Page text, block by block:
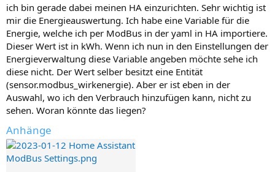
ich bin gerade dabei meinen HA einzurichten. Sehr wichtig ist
mir die Energieauswertung. Ich habe eine Variable für die
Energie, welche ich per ModBus in der yaml in HA importiere.
Dieser Wert ist in kWh. Wenn ich nun in den Einstellungen der
Energieverwaltung diese Variable angeben möchte sehe ich
diese nicht. Der Wert selber besitzt eine Entität
(sensor.modbus_wirkenergie). Aber er ist eben in der
Auswahl, wo ich den Verbrauch hinzufügen kann, nicht zu
sehen. Woran könnte das liegen?
Anhänge